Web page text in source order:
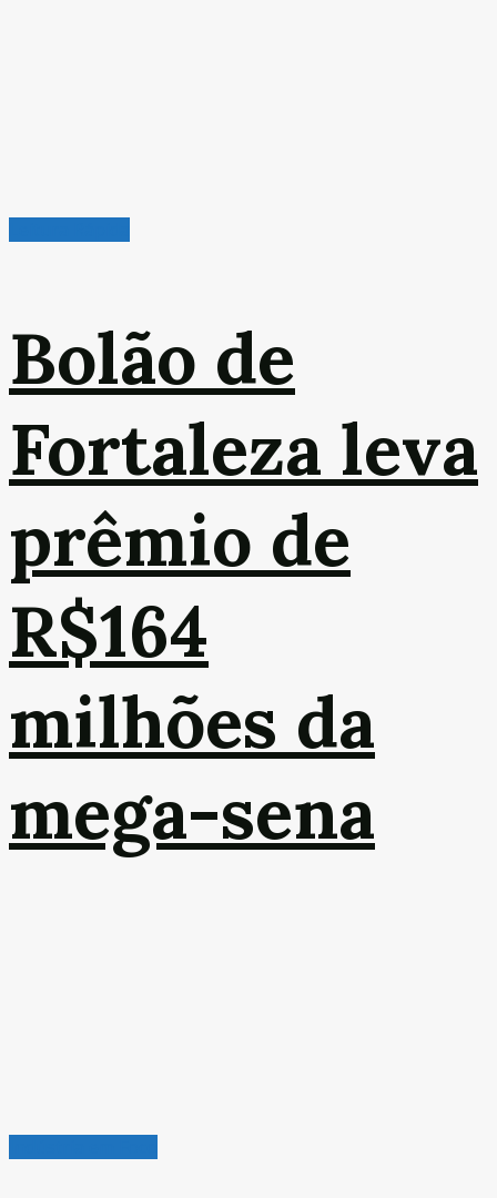
Bolão de
Fortaleza leva
prêmio de
R$164
milhões da
mega-sena